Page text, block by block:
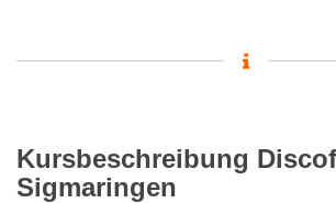
Kursbeschreibung
Sigmaringen